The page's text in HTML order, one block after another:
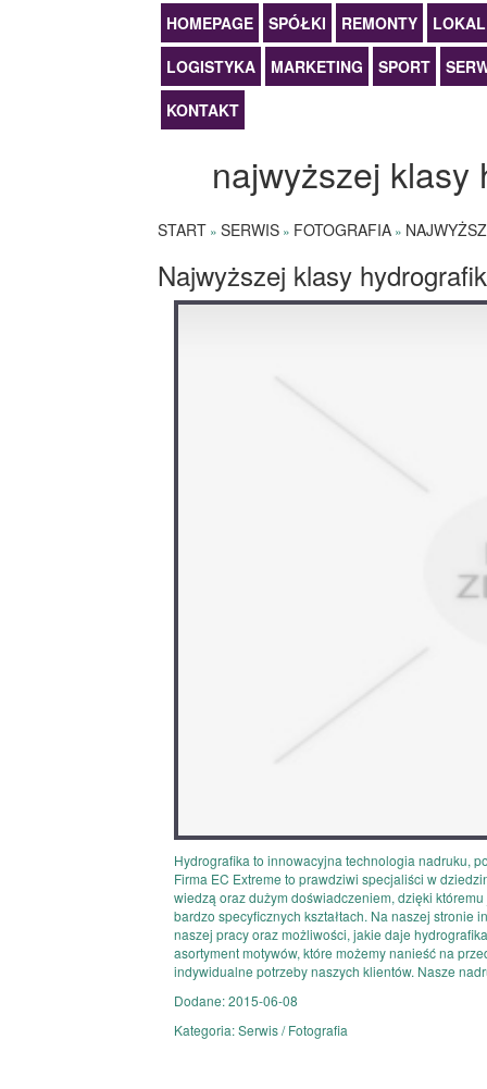
HOMEPAGE SPÓŁKI REMONTY
LOGISTYKA
MARKETING SPORT
KONTAKT
najwyższej klasy
START » SERWIS » FOTOGRAFIA »
Najwyższej klasy
Hydrografika to innowacyjna technologia nadruku,
Firma EC Extreme to prawdziwi specjaliści w
wiedzą oraz dużym doświadczeniem, dzięki
bardzo specyficznych kształtach. Na naszej
naszej pracy oraz możliwości, jakie daje
asortyment motywów, które możemy nanieść na
indywidualne potrzeby naszych klientów. Nasze
Dodane: 2015-06-08
Kategoria: Serwis / Fotografia